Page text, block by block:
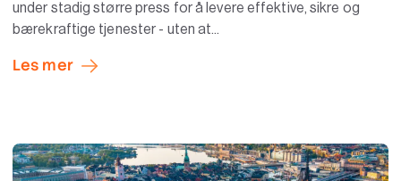
under stadig større press for å levere effektive, sikre og
bærekraftige tjenester - uten at...
Les mer